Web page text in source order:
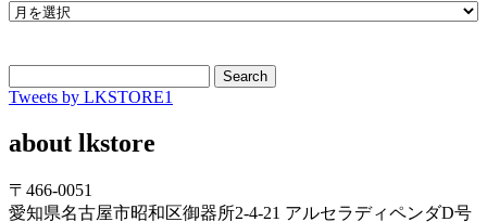
Search
Tweets by LKSTORE1
about lkstore
〒466-0051
愛知県名古屋市昭和区御器所2-4-21 アルセラディペンダD号